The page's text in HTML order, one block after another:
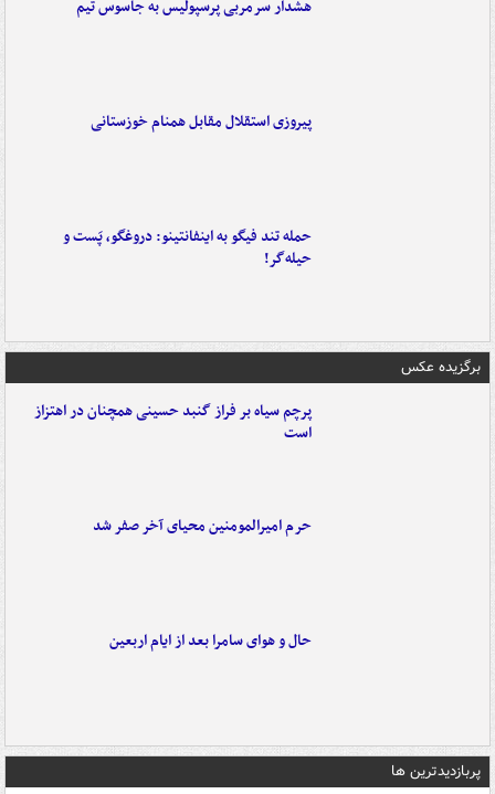
هشدار سرمربی پرسپولیس به جاسوس تیم
پیروزی استقلال مقابل همنام خوزستانی
حمله تند فیگو به اینفانتینو: دروغگو، پَست‌ و
حیله‌گر!
برگزیده عکس
پرچم سیاه بر فراز گنبد حسینی همچنان در اهتزاز
است
حرم امیرالمومنین محیای آخر صفر شد
حال و هوای سامرا بعد از ایام اربعین
پربازدیدترین ها